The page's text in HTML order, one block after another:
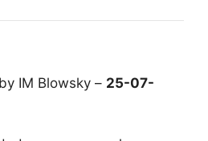
IM Blowsky – 25-07-